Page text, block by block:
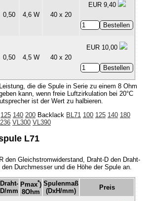
0,50 4,6 W 40 x 20
EUR 9,40
0,50 4,5 W 40 x 20
EUR 10,00
die die Spule in Serie zu einem 8 Ohm
kann, wenn freie Luftzirkulation bei 20°C
ist der Wert zu halbieren.
125 140 200 Backlack BL71 100 125 140 180
VL300 VL390
L71
den Gleichstromwiderstand, Draht-D den Draht-
Durchmesser und die Höhe der Spule an.
Draht-
D/mm
Pmax*)
8Ohm
Spulenmaß
(DxH/mm)
Preis